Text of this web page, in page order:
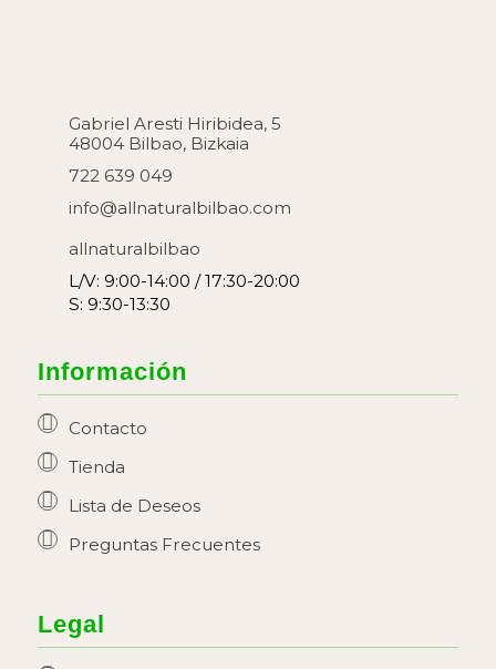
Gabriel Aresti Hiribidea, 5
48004 Bilbao, Bizkaia
722 639 049
info@allnaturalbilbao.com
allnaturalbilbao
L/V: 9:00-14:00 / 17:30-20:00
S: 9:30-13:30
Información
Contacto
Tienda
Lista de Deseos
Preguntas Frecuentes
Legal